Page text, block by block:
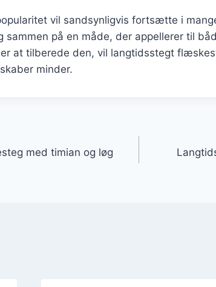
vil sandsynligvis fortsætte i
sammen på en måde, der appellerer til
at tilberede den, vil langtidsstegt
minder.
med timian og løg